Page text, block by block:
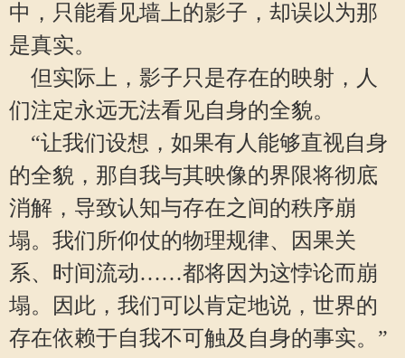
中，只能看见墙上的影子，却误以为那
是真实。
但实际上，影子只是存在的映射，人
们注定永远无法看见自身的全貌。
“让我们设想，如果有人能够直视自身
的全貌，那自我与其映像的界限将彻底
消解，导致认知与存在之间的秩序崩
塌。我们所仰仗的物理规律、因果关
系、时间流动……都将因为这悖论而崩
塌。因此，我们可以肯定地说，世界的
存在依赖于自我不可触及自身的事实。”